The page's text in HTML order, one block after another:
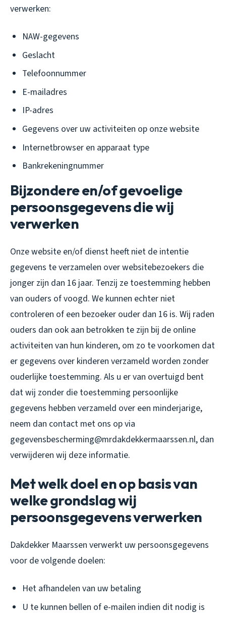
verwerken:
NAW-gegevens
Geslacht
Telefoonnummer
E-mailadres
IP-adres
Gegevens over uw activiteiten op onze website
Internetbrowser en apparaat type
Bankrekeningnummer
Bijzondere en/of gevoelige
persoonsgegevens die wij
verwerken
Onze website en/of dienst heeft niet de intentie
gegevens te verzamelen over websitebezoekers die
jonger zijn dan 16 jaar. Tenzij ze toestemming hebben
van ouders of voogd. We kunnen echter niet
controleren of een bezoeker ouder dan 16 is. Wij raden
ouders dan ook aan betrokken te zijn bij de online
activiteiten van hun kinderen, om zo te voorkomen dat
er gegevens over kinderen verzameld worden zonder
ouderlijke toestemming. Als u er van overtuigd bent
dat wij zonder die toestemming persoonlijke
gegevens hebben verzameld over een minderjarige,
neem dan contact met ons op via
gegevensbescherming@mrdakdekkermaarssen.nl, dan
verwijderen wij deze informatie.
Met welk doel en op basis van
welke grondslag wij
persoonsgegevens verwerken
Dakdekker Maarssen verwerkt uw persoonsgegevens
voor de volgende doelen:
Het afhandelen van uw betaling
U te kunnen bellen of e-mailen indien dit nodig is